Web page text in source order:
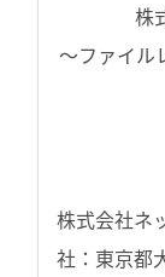
株
～ファイル
株式会社ネ
社：東京都